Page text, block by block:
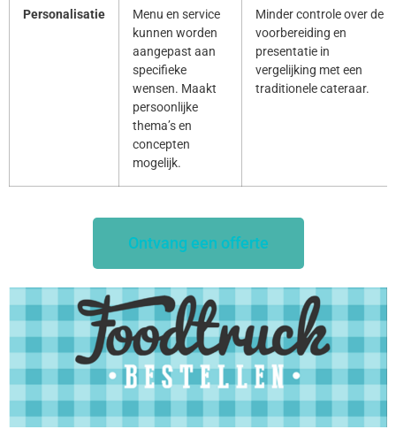
Personalisatie
Menu en service
kunnen worden
aangepast aan
specifieke
wensen. Maakt
persoonlijke
thema’s en
concepten
mogelijk.
Minder controle over de
voorbereiding en
presentatie in
vergelijking met een
traditionele cateraar.
Ontvang een offerte